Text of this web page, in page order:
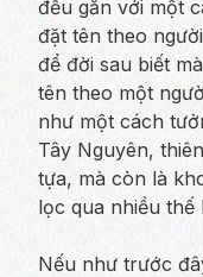
đều gắn với một
đặt tên theo
để đời sau biết
tên theo một
như một cách
Tây Nguyên,
tựa, mà còn là
lọc qua nhiều thế
Nếu như trước